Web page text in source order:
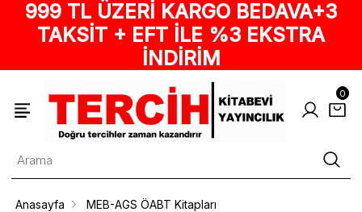
999 TL ÜZERİ KARGO BEDAVA+3
TAKSİT + EFT İLE %3 EKSTRA
İNDİRİM
0
Anasayfa MEB-AGS ÖABT Kitapları